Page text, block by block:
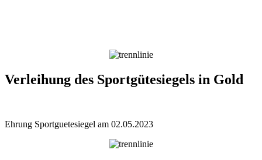
Verleihung des Sportgütesiegels in Gold
Ehrung Sportguetesiegel am 02.05.2023